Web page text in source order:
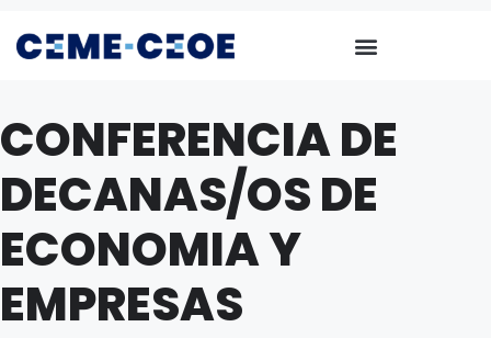
CONFERENCIA DE
DECANAS/OS DE
ECONOMIA Y
EMPRESAS